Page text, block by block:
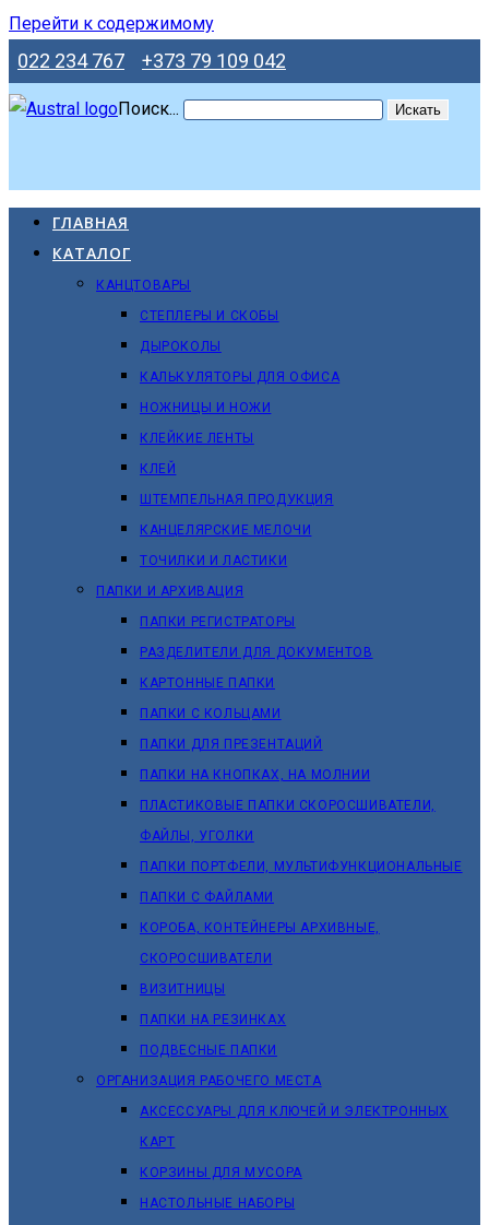
Перейти к содержимому
022 234 767 +373 79 109 042
Поиск... Искать
ГЛАВНАЯ
КАТАЛОГ
КАНЦТОВАРЫ
СТЕПЛЕРЫ И СКОБЫ
ДЫРОКОЛЫ
КАЛЬКУЛЯТОРЫ ДЛЯ ОФИСА
НОЖНИЦЫ И НОЖИ
КЛЕЙКИЕ ЛЕНТЫ
КЛЕЙ
ШТЕМПЕЛЬНАЯ ПРОДУКЦИЯ
КАНЦЕЛЯРСКИЕ МЕЛОЧИ
ТОЧИЛКИ И ЛАСТИКИ
ПАПКИ И АРХИВАЦИЯ
ПАПКИ РЕГИСТРАТОРЫ
РАЗДЕЛИТЕЛИ ДЛЯ ДОКУМЕНТОВ
КАРТОННЫЕ ПАПКИ
ПАПКИ С КОЛЬЦАМИ
ПАПКИ ДЛЯ ПРЕЗЕНТАЦИЙ
ПАПКИ НА КНОПКАХ, НА МОЛНИИ
ПЛАСТИКОВЫЕ ПАПКИ СКОРОСШИВАТЕЛИ,
ФАЙЛЫ, УГОЛКИ
ПАПКИ ПОРТФЕЛИ, МУЛЬТИФУНКЦИОНАЛЬНЫЕ
ПАПКИ С ФАЙЛАМИ
КОРОБА, КОНТЕЙНЕРЫ АРХИВНЫЕ,
СКОРОСШИВАТЕЛИ
ВИЗИТНИЦЫ
ПАПКИ НА РЕЗИНКАХ
ПОДВЕСНЫЕ ПАПКИ
ОРГАНИЗАЦИЯ РАБОЧЕГО МЕСТА
АКСЕССУАРЫ ДЛЯ КЛЮЧЕЙ И ЭЛЕКТРОННЫХ
КАРТ
КОРЗИНЫ ДЛЯ МУСОРА
НАСТОЛЬНЫЕ НАБОРЫ